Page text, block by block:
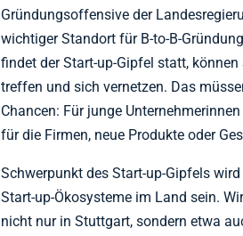
Gründungsoffensive der
wichtiger Standort für B-to-B-
findet der Start-up-Gipfel statt,
treffen und sich vernetzen. Das
Chancen: Für junge
für die Firmen, neue Produkte oder
Schwerpunkt des Start-up-Gipfels
Start-up-Ökosysteme im Land sein.
nicht nur in Stuttgart, sondern etwa